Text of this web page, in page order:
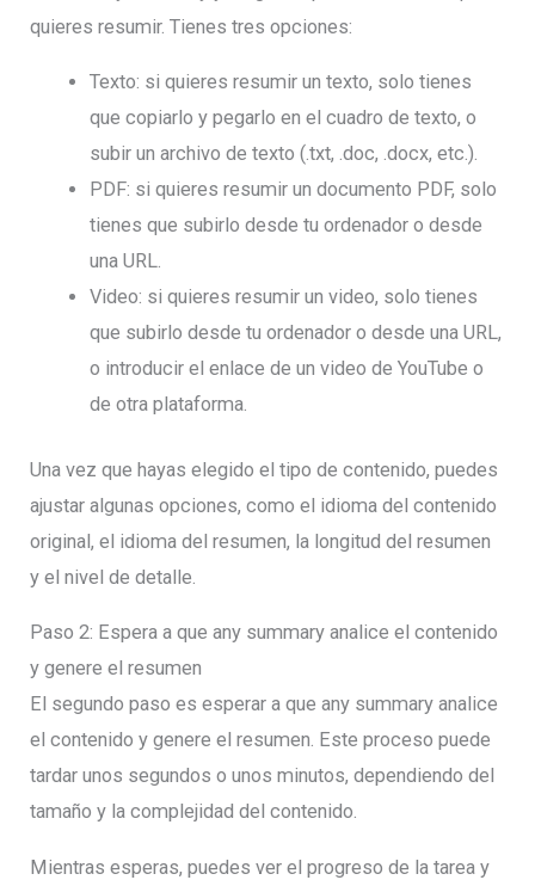
quieres resumir. Tienes tres opciones:
Texto: si quieres resumir un texto, solo tienes
que copiarlo y pegarlo en el cuadro de texto, o
subir un archivo de texto (.txt, .doc, .docx, etc.).
PDF: si quieres resumir un documento PDF, solo
tienes que subirlo desde tu ordenador o desde
una URL.
Video: si quieres resumir un video, solo tienes
que subirlo desde tu ordenador o desde una URL,
o introducir el enlace de un video de YouTube o
de otra plataforma.
Una vez que hayas elegido el tipo de contenido, puedes
ajustar algunas opciones, como el idioma del contenido
original, el idioma del resumen, la longitud del resumen
y el nivel de detalle.
Paso 2: Espera a que any summary analice el contenido
y genere el resumen
El segundo paso es esperar a que any summary analice
el contenido y genere el resumen. Este proceso puede
tardar unos segundos o unos minutos, dependiendo del
tamaño y la complejidad del contenido.
Mientras esperas, puedes ver el progreso de la tarea y